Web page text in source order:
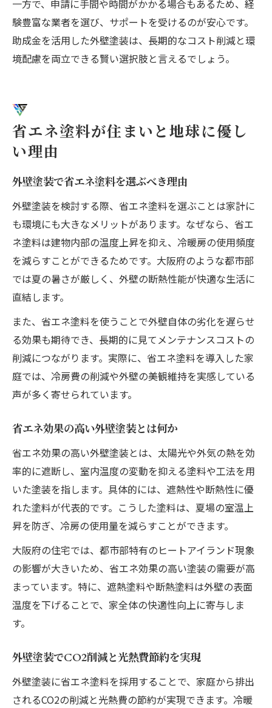
一方で、申請に手間や時間がかかる場合もあるため、経
験豊富な業者を選び、サポートを受けるのが安心です。
助成金を活用した外壁塗装は、長期的なコスト削減と環
境配慮を両立できる賢い選択肢と言えるでしょう。
省エネ塗料が住まいと地球に優し
い理由
外壁塗装で省エネ塗料を選ぶべき理由
外壁塗装を検討する際、省エネ塗料を選ぶことは家計に
も環境にも大きなメリットがあります。なぜなら、省エ
ネ塗料は建物内部の温度上昇を抑え、冷暖房の使用頻度
を減らすことができるためです。大阪府のような都市部
では夏の暑さが厳しく、外壁の断熱性能が快適な生活に
直結します。
また、省エネ塗料を使うことで外壁自体の劣化を遅らせ
る効果も期待でき、長期的に見てメンテナンスコストの
削減につながります。実際に、省エネ塗料を導入した家
庭では、冷房費の削減や外壁の美観維持を実感している
声が多く寄せられています。
省エネ効果の高い外壁塗装とは何か
省エネ効果の高い外壁塗装とは、太陽光や外気の熱を効
率的に遮断し、室内温度の変動を抑える塗料や工法を用
いた塗装を指します。具体的には、遮熱性や断熱性に優
れた塗料が代表的です。こうした塗料は、夏場の室温上
昇を防ぎ、冷房の使用量を減らすことができます。
大阪府の住宅では、都市部特有のヒートアイランド現象
の影響が大きいため、省エネ効果の高い塗装の需要が高
まっています。特に、遮熱塗料や断熱塗料は外壁の表面
温度を下げることで、家全体の快適性向上に寄与しま
す。
外壁塗装でCO2削減と光熱費節約を実現
外壁塗装に省エネ塗料を採用することで、家庭から排出
されるCO2の削減と光熱費の節約が実現できます。冷暖